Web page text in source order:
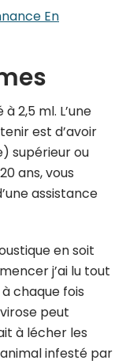
En
2,5 ml. L’une
est d’avoir
supérieur ou
ans, vous
assistance
en soit
j’ai lu tout
chaque fois
peut
à lécher les
infesté par